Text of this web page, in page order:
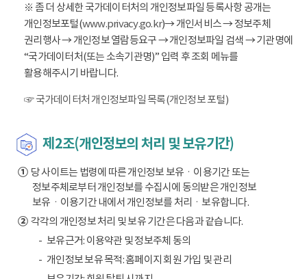
※ 좀 더 상세한 국가데이터처의 개인정보파일 등록사항 공개는
개인정보포털(www.privacy.go.kr)→ 개인서비스 → 정보주체
권리행사 → 개인정보 열람등요구 → 개인정보파일 검색 → 기관명에
“국가데이터처(또는 소속기관명)” 입력 후 조회 메뉴를
활용해주시기 바랍니다.
☞ 국가데이터처 개인정보파일 목록(개인정보 포털)
제2조(개인정보의 처리 및 보유기간)
①당 사이트는 법령에 따른 개인정보 보유ㆍ이용기간 또는
정보주체로부터 개인정보를 수집시에 동의받은 개인정보
보유ㆍ이용기간 내에서 개인정보를 처리ㆍ보유합니다.
②각각의 개인정보 처리 및 보유 기간은 다음과 같습니다.
보유근거: 이용약관 및 정보주체 동의
개인정보 보유 목적: 홈페이지 회원 가입 및 관리